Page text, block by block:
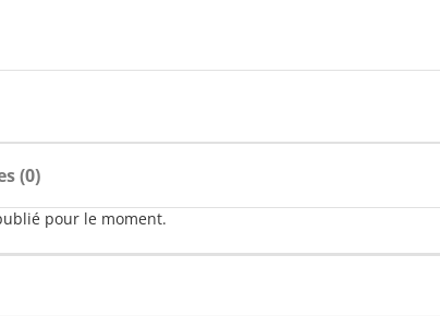
(0)
pour le moment.